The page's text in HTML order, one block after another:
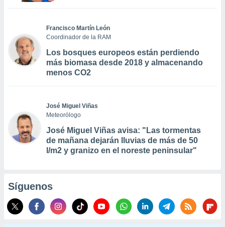
Francisco Martín León
Coordinador de la RAM
Los bosques europeos están perdiendo
más biomasa desde 2018 y almacenando
menos CO2
José Miguel Viñas
Meteorólogo
José Miguel Viñas avisa: "Las tormentas
de mañana dejarán lluvias de más de 50
l/m2 y granizo en el noreste peninsular"
Síguenos